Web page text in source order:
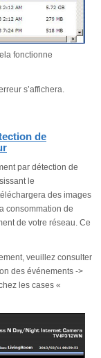
fonctionne
s’affichera.
de
par détection de
le
des images
consommation de
de votre réseau. Ce
veuillez consulter
des événements ->
les cases «